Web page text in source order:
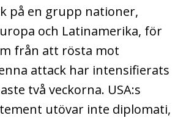
på en grupp nationer,
och Latinamerika, för
från att rösta mot
attack har intensifierats
två veckorna. USA:s
utövar inte diplomati,